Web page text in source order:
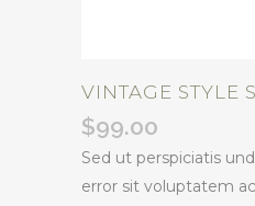
VINTAGE STYLE
$99.00
Sed ut perspiciatis
error sit voluptatem